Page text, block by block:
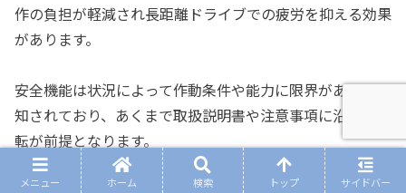
作の負担が軽減され長距離ドライブでの疲労を抑える効果
があります。
安全機能は状況によって作動条件や能力に限界があると周
知されており、あくまで取扱説明書や注意事項に沿った運
転が前提となります。
メニュー ホーム 検索 トップ サイドバー